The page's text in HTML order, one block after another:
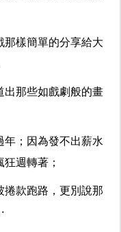
那樣簡單的分享給大
出那些如戲劇般的畫
年；因為發不出薪水
週轉著；
捲款跑路，更別說那